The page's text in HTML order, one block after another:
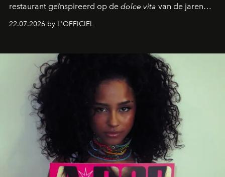
restaurant geïnspireerd op de dolce vita van de jaren
zestig, een Japanse hotspot die na zonsondergang
verandert in een bruisende ontmoetingsplek en de
neerstrijkt in Saint-Tropez. Dit zijn de nieuwe adressen
die deze zomer de toon zetten, van lange lunches tot
zwoele nachten.
22.07.2026 by L'OFFICIEL